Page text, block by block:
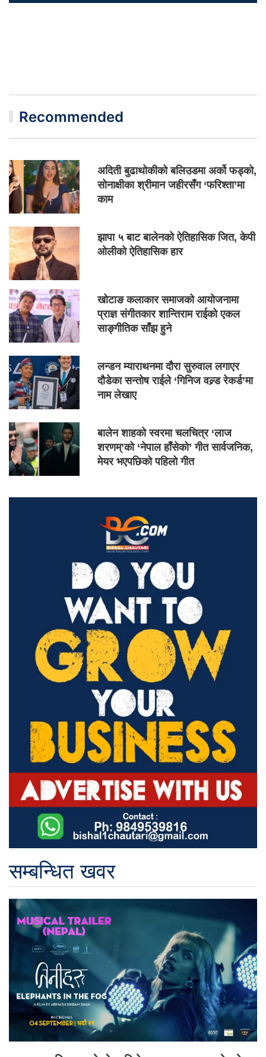
Recommended
अदिती बुढाथोकीको बलिउडमा अर्को फड्को,
सोनाक्षीका श्रीमान जहीरसँग ‘फरिश्ता’मा
काम
झापा ५ बाट बालेनको ऐतिहासिक जित, केपी
ओलीको ऐतिहासिक हार
खोटाङ कलाकार समाजको आयोजनामा
प्राज्ञ संगीतकार शान्तिराम राईको एकल
साङ्गीतिक साँझ हुने
लन्डन म्याराथनमा दौरा सुरुवाल लगाएर
दौडेका सन्तोष राईले ‘गिनिज वल्र्ड रेकर्ड’मा
नाम लेखाए
बालेन शाहको स्वरमा चलचित्र ‘लाज
शरणम्’को ‘नेपाल हाँसेको’ गीत सार्वजनिक,
मेयर भएपछिको पहिलो गीत
सम्बन्धित खवर